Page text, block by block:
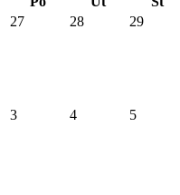
27
28 29
3 4 5